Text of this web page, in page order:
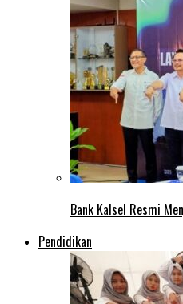
Bank Kalsel Resmi
Pendidikan